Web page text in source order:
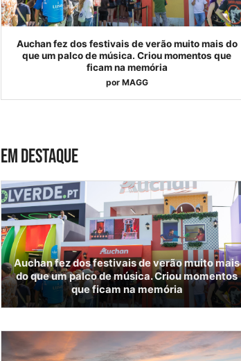
Auchan fez dos festivais de verão muito mais do
que um palco de música. Criou momentos que
ficam na memória
por MAGG
EM DESTAQUE
Auchan fez dos festivais de verão muito mais
do que um palco de música. Criou momentos
que ficam na memória